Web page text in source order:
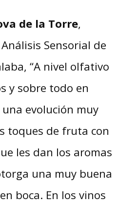
de la Torre,
Sensorial de
“A nivel olfativo
y sobre todo en
una evolución muy
toques de fruta con
les dan los aromas
una muy buena
boca. En los vinos